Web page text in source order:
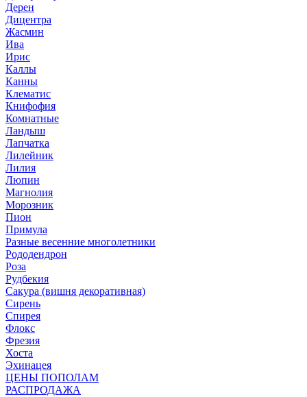
Дерен
Дицентра
Жасмин
Ива
Ирис
Каллы
Канны
Клематис
Книфофия
Комнатные
Ландыш
Лапчатка
Лилейник
Лилия
Люпин
Магнолия
Морозник
Пион
Примула
Разные весенние многолетники
Рододендрон
Роза
Рудбекия
Сакура (вишня декоративная)
Сирень
Спирея
Флокс
Фрезия
Хоста
Эхинацея
ЦЕНЫ ПОПОЛАМ
РАСПРОДАЖА